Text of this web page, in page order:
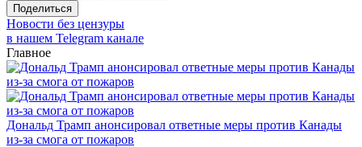
Поделиться
Новости без цензуры
в нашем Telegram канале
Главное
Дональд Трамп анонсировал ответные меры против Канады
из-за смога от пожаров